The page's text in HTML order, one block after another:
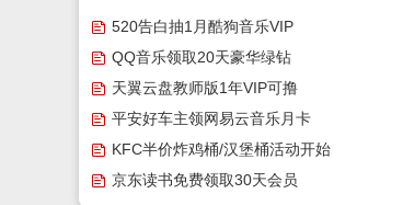
520告白抽1月酷狗音乐VIP
QQ音乐领取20天豪华绿钻
天翼云盘教师版1年VIP可撸
平安好车主领网易云音乐月卡
KFC半价炸鸡桶/汉堡桶活动开始
京东读书免费领取30天会员